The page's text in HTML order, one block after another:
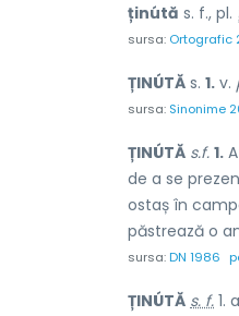
ținútă s. f., pl.
sursa: Ortografic
ȚINÚTĂ s. 1. v.
sursa: Sinonime
ȚINÚTĂ s.f. 1.
de a se
ostaș în
păstrează o
sursa:DN 1986
ȚINÚTĂ s. f. 1.